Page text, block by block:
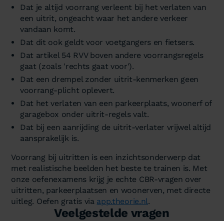
Dat je altijd voorrang verleent bij het verlaten van
een uitrit, ongeacht waar het andere verkeer
vandaan komt.
Dat dit ook geldt voor voetgangers en fietsers.
Dat artikel 54 RVV boven andere voorrangsregels
gaat (zoals 'rechts gaat voor').
Dat een drempel zonder uitrit-kenmerken geen
voorrang-plicht oplevert.
Dat het verlaten van een parkeerplaats, woonerf of
garagebox onder uitrit-regels valt.
Dat bij een aanrijding de uitrit-verlater vrijwel altijd
aansprakelijk is.
Voorrang bij uitritten is een inzichtsonderwerp dat
met realistische beelden het beste te trainen is. Met
onze oefenexamens krijg je echte CBR-vragen over
uitritten, parkeerplaatsen en woonerven, met directe
uitleg. Oefen gratis via app.theorie.nl.
Veelgestelde vragen